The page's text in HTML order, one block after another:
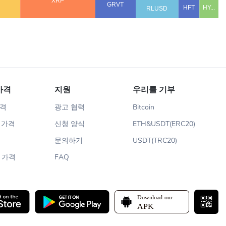
격
격
격
지원
광고 협력
신청 양식
문의하기
FAQ
우리를 기부
Bitcoin
ETH&USDT(ERC20)
USDT(TRC20)